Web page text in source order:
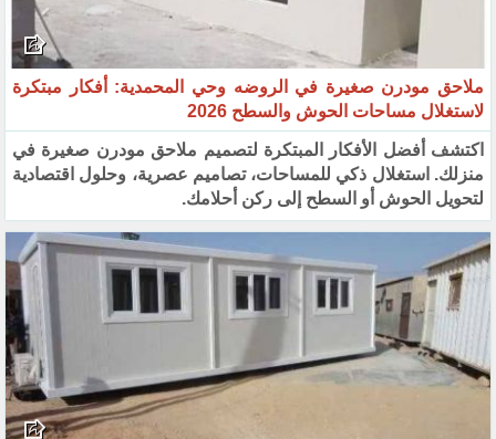
ملاحق مودرن صغيرة في الروضه وحي المحمدية: أفكار مبتكرة
لاستغلال مساحات الحوش والسطح 2026
اكتشف أفضل الأفكار المبتكرة لتصميم ملاحق مودرن صغيرة في
منزلك. استغلال ذكي للمساحات، تصاميم عصرية، وحلول اقتصادية
لتحويل الحوش أو السطح إلى ركن أحلامك.